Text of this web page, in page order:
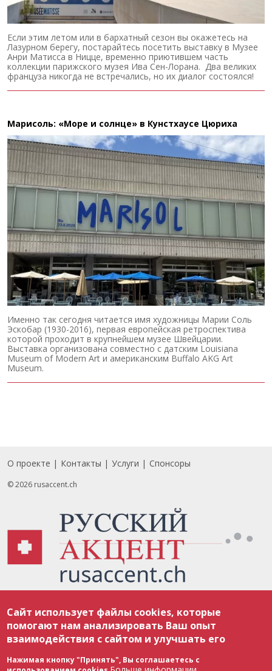
Если этим летом или в бархатный сезон вы окажетесь на
Лазурном берегу, постарайтесь посетить выставку в Музее
Анри Матисса в Ницце, временно приютившем часть
коллекции парижского музея Ива Сен-Лорана. Два великих
француза никогда не встречались, но их диалог состоялся!
Марисоль: «Море и солнце» в Кунстхаусе Цюриха
Именно так сегодня читается имя художницы Марии Соль
Эскобар (1930-2016), первая европейская ретроспектива
которой проходит в крупнейшем музее Швейцарии.
Выставка организована совместно с датским Louisiana
Museum of Modern Art и американским Buffalo AKG Art
Museum.
Footer
О проекте Контакты Услуги Спонсоры
© 2026 rusaccent.ch
соответствии с законодательством Швейцарии об авторском праве и
международными соглашениями. Полное или частичное использование
материалов возможно только с разрешения редакции. В случае полного
или частичного воспроизведения материалов сайта rusaccent.ch,
ОБЯЗАТЕЛЬНА АКТИВНАЯ ГИПЕРССЫЛКА на конкретный заимствованный
текст. Фотоизображения, размещенные редакцией rusaccent.ch, являются
ее исключительной собственностью. Полное или частичное
Сайт использует файлы cookies, которые
помогают нам анализировать Ваш опыт
взаимодействия с сайтом и улучшать его
Нажимая кнопку "Принять", Вы соглашаетесь с